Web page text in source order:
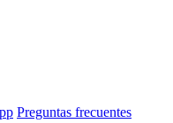
Preguntas frecuentes